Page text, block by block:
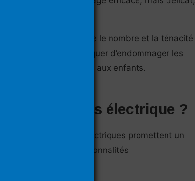
leur forme ou encore le nombre et la ténacité
pour ne pas risquer d’endommager les
une utilisation adaptée aux enfants.
à dents électrique ?
les brosses à dents électriques promettent un
de nombreuses fonctionnalités